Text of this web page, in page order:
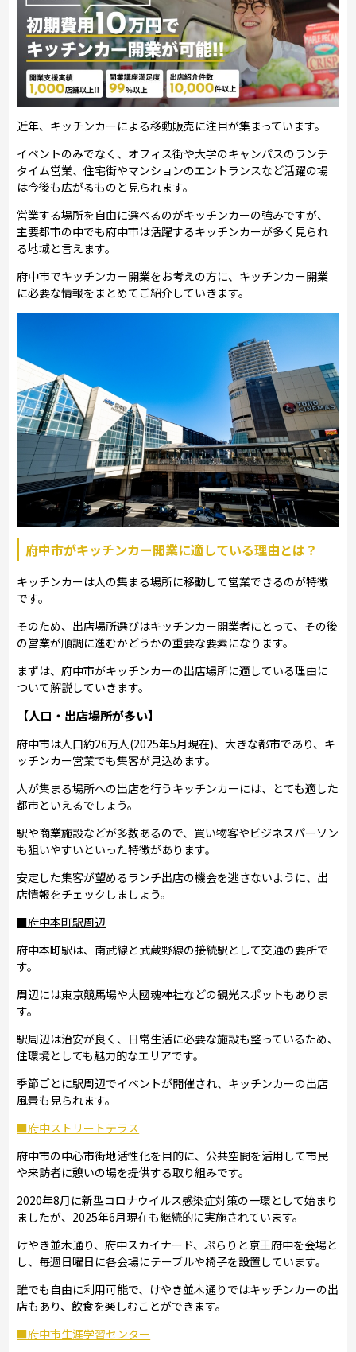
近年、キッチンカーによる移動販売に注目が集まっています。
イベントのみでなく、オフィス街や大学のキャンパスのランチ
タイム営業、住宅街やマンションのエントランスなど活躍の場
は今後も広がるものと見られます。
営業する場所を自由に選べるのがキッチンカーの強みですが、
主要都市の中でも府中市は活躍するキッチンカーが多く見られ
る地域と言えます。
府中市でキッチンカー開業をお考えの方に、キッチンカー開業
に必要な情報をまとめてご紹介していきます。
府中市がキッチンカー開業に適している理由とは？
キッチンカーは人の集まる場所に移動して営業できるのが特徴
です。
そのため、出店場所選びはキッチンカー開業者にとって、その後
の営業が順調に進むかどうかの重要な要素になります。
まずは、府中市がキッチンカーの出店場所に適している理由に
ついて解説していきます。
【人口・出店場所が多い】
府中市は人口約26万人(2025年5月現在)、大きな都市であり、キ
ッチンカー営業でも集客が見込めます。
人が集まる場所への出店を行うキッチンカーには、とても適した
都市といえるでしょう。
駅や商業施設などが多数あるので、買い物客やビジネスパーソン
も狙いやすいといった特徴があります。
安定した集客が望めるランチ出店の機会を逃さないように、出
店情報をチェックしましょう。
■府中本町駅周辺
府中本町駅は、南武線と武蔵野線の接続駅として交通の要所で
す。
周辺には東京競馬場や大國魂神社などの観光スポットもありま
す。
駅周辺は治安が良く、日常生活に必要な施設も整っているため、
住環境としても魅力的なエリアです。
季節ごとに駅周辺でイベントが開催され、キッチンカーの出店
風景も見られます。
■府中ストリートテラス
府中市の中心市街地活性化を目的に、公共空間を活用して市民
や来訪者に憩いの場を提供する取り組みです。
2020年8月に新型コロナウイルス感染症対策の一環として始まり
ましたが、2025年6月現在も継続的に実施されています。
けやき並木通り、府中スカイナード、ぷらりと京王府中を会場と
し、毎週日曜日に各会場にテーブルや椅子を設置しています。
誰でも自由に利用可能で、けやき並木通りではキッチンカーの出
店もあり、飲食を楽しむことができます。
■府中市生涯学習センター